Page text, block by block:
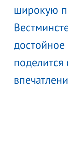
широкую